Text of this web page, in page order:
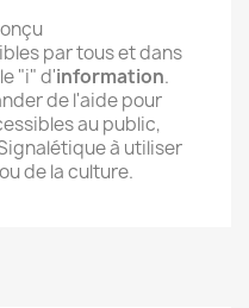
par tous et dans
"i" d'information.
de l'aide pour
au public,
à utiliser
de la culture.